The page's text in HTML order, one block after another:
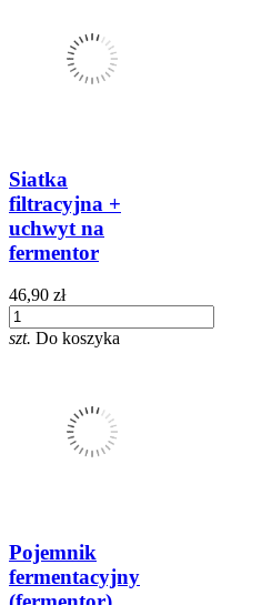
Siatka
filtracyjna +
uchwyt na
fermentor
46,90 zł
szt. Do koszyka
Pojemnik
fermentacyjny